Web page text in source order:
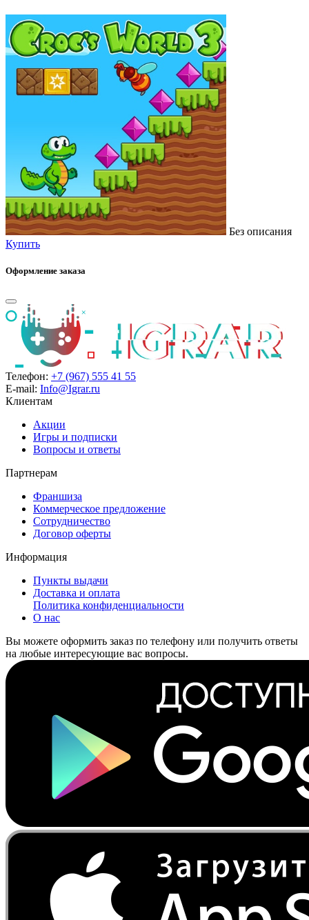
Без описания
Купить
Оформление заказа
Телефон: +7 (967) 555 41 55
E-mail: Info@Igrar.ru
Клиентам
Акции
Игры и подписки
Вопросы и ответы
Партнерам
Франшиза
Коммерческое предложение
Сотрудничество
Договор оферты
Информация
Пункты выдачи
Доставка и оплата
Политика конфиденциальности
О нас
Вы можете оформить заказ по телефону или получить ответы
на любые интересующие вас вопросы.